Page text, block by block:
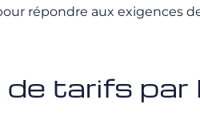
répondre aux exigences
de tarifs